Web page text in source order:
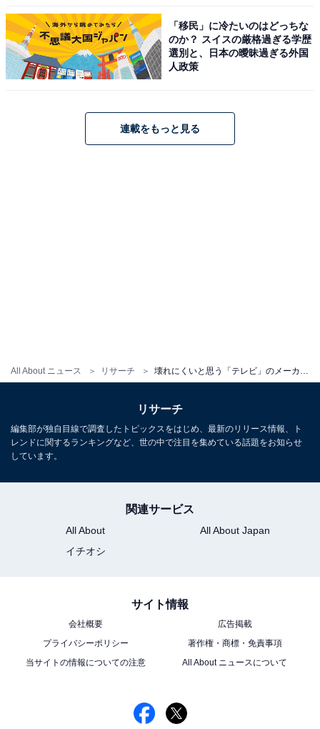
All About ニュース リサーチ
います。これにより、消費者はテレビの耐久性に対して
安心感を持つことができます。
防止スタンド』を採用している点も、壊れにくいという
印象の元になっているのかもしれません。テレビスタン
ビジネス・IT系出版社で編集記者を務めた後、フリーラ
など多数のメディアに出演。ラジオ番組の家電コーナー
の構成なども手掛ける。
5位までの全ランキング結果を見
「移民」に冷たいのはどっちな
のか？ スイスの厳格過ぎる学歴
選別と、日本の曖昧過ぎる外国
人政策
連載をもっと見る
リサーチ
編集部が独自目線で調査したトピックスをはじめ、最新のリリース情報、ト
レンドに関するランキングなど、世の中で注目を集めている話題をお知らせ
しています。
関連サービス
All About
All About Japan
イチオシ
サイト情報
会社概要
広告掲載
プライバシーポリシー
著作権・商標・免責事項
当サイトの情報についての注意
All About ニュースについて